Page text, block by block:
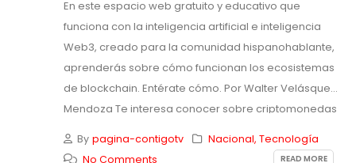
En este espacio web gratuito y educativo que
funciona con la inteligencia artificial e inteligencia
Web3, creado para la comunidad hispanohablante,
aprenderás sobre cómo funcionan los ecosistemas
de blockchain. Entérate cómo. Por Walter Velásquez
Mendoza Te interesa conocer sobre criptomonedas
By pagina-contigotv Nacional, Tecnología
No Comments
READ MORE